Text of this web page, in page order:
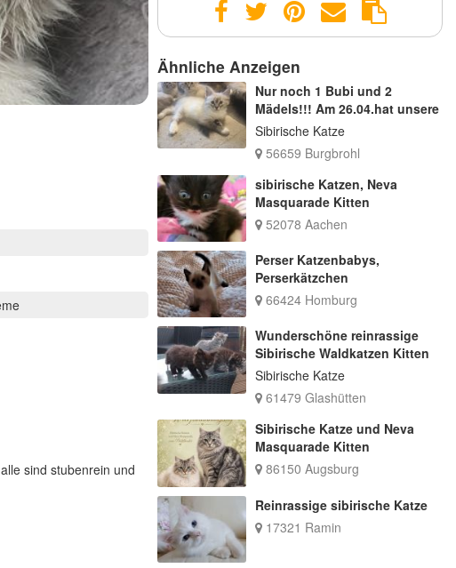
sind stubenrein und
Ähnliche Anzeigen
Nur noch 1 Bubi und 2
Mädels!!! Am 26.04.hat unsere
Sibirische Katze
56659 Burgbrohl
sibirische Katzen, Neva
Masquarade Kitten
52078 Aachen
Perser Katzenbabys,
Perserkätzchen
66424 Homburg
Wunderschöne reinrassige
Sibirische Waldkatzen Kitten
Sibirische Katze
61479 Glashütten
Sibirische Katze und Neva
Masquarade Kitten
86150 Augsburg
Reinrassige sibirische Katze
17321 Ramin